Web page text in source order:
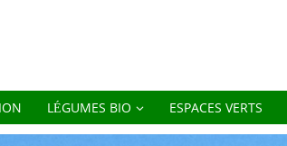
LÉGUMES BIO ESPACES VERTS